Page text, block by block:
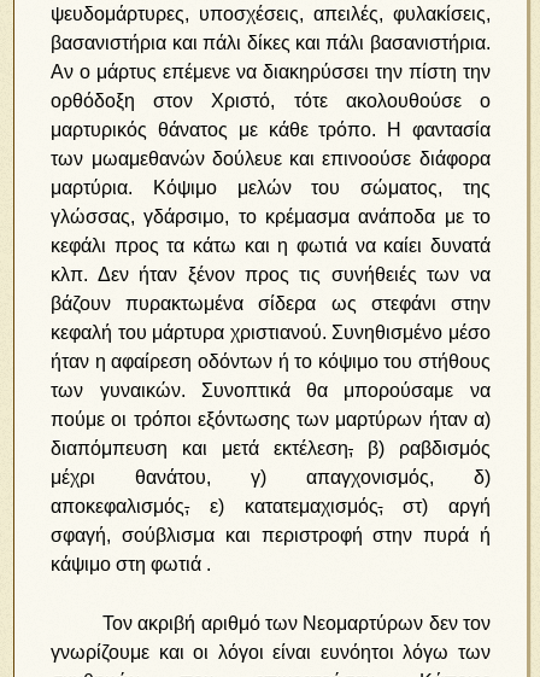
ψευδομάρτυρες, υποσχέσεις, απειλές, φυλακίσεις,
βασανιστήρια και πάλι δίκες και πάλι βασανιστήρια.
Αν ο μάρτυς επέμενε να διακηρύσσει την πίστη την
ορθόδοξη στον Χριστό, τότε ακολουθούσε ο
μαρτυρικός θάνατος με κάθε τρόπο. Η φαντασία
των μωαμεθανών δούλευε και επινοούσε διάφορα
μαρτύρια. Κόψιμο μελών του σώματος, της
γλώσσας, γδάρσιμο, το κρέμασμα ανάποδα με το
κεφάλι προς τα κάτω και η φωτιά να καίει δυνατά
κλπ. Δεν ήταν ξένον προς τις συνήθειές των να
βάζουν πυρακτωμένα σίδερα ως στεφάνι στην
κεφαλή του μάρτυρα χριστιανού. Συνηθισμένο μέσο
ήταν η αφαίρεση οδόντων ή το κόψιμο του στήθους
των γυναικών. Συνοπτικά θα μπορούσαμε να
πούμε οι τρόποι εξόντωσης των μαρτύρων ήταν α)
διαπόμπευση και μετά εκτέλεση,β) ραβδισμός
μέχρι θανάτου, γ) απαγχονισμός, δ)
αποκεφαλισμός,ε) κατατεμαχισμός,στ) αργή
σφαγή, σούβλισμα και περιστροφή στην πυρά ή
κάψιμο στη φωτιά .
Τον ακριβή αριθμό των Νεομαρτύρων δεν τον
γνωρίζουμε και οι λόγοι είναι ευνόητοι λόγω των